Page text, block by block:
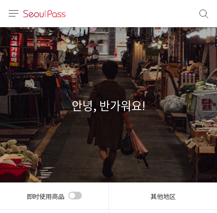
体)
文 (台灣)
안녕, 반가워요!
即时使用商品 其他地区